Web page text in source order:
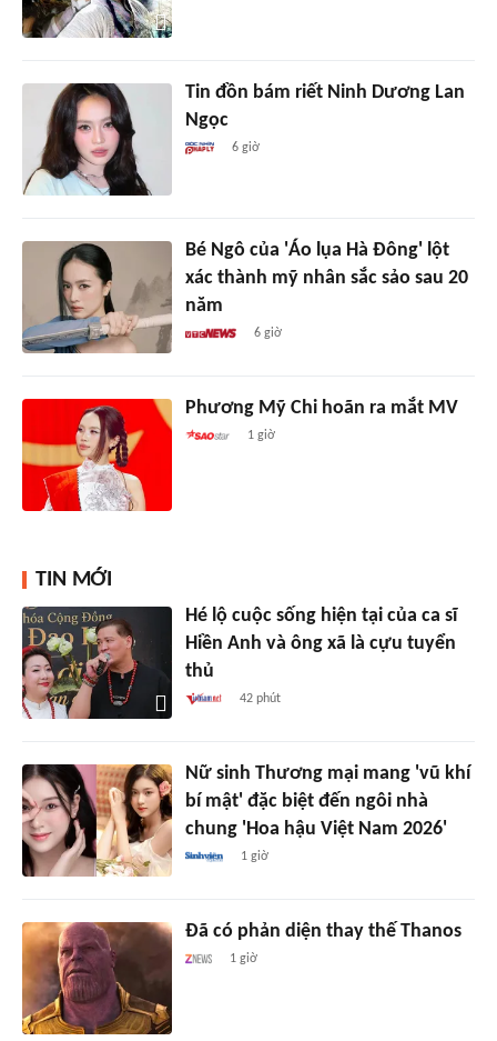
Tin đồn bám riết Ninh Dương Lan
Ngọc
6 giờ
Bé Ngô của 'Áo lụa Hà Đông' lột
xác thành mỹ nhân sắc sảo sau 20
năm
6 giờ
Phương Mỹ Chi hoãn ra mắt MV
1 giờ
TIN MỚI
Hé lộ cuộc sống hiện tại của ca sĩ
Hiền Anh và ông xã là cựu tuyển
thủ
42 phút
Nữ sinh Thương mại mang 'vũ khí
bí mật' đặc biệt đến ngôi nhà
chung 'Hoa hậu Việt Nam 2026'
1 giờ
Đã có phản diện thay thế Thanos
1 giờ